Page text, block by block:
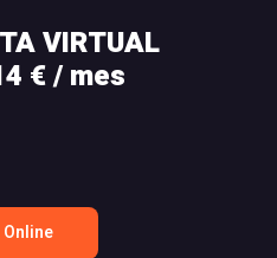
VIRTUAL
€ / mes